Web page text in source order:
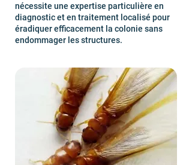
nécessite une expertise particulière en
diagnostic et en traitement localisé pour
éradiquer efficacement la colonie sans
endommager les structures.